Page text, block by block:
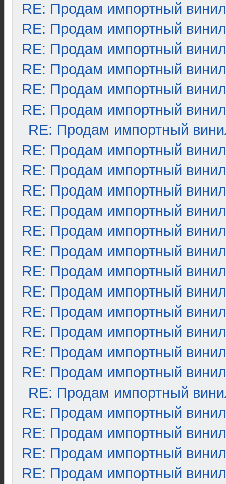
RE: Продам импортный винил
RE: Продам импортный винил
RE: Продам импортный винил
RE: Продам импортный винил
RE: Продам импортный винил
RE: Продам импортный винил
RE: Продам импортный
RE: Продам импортный винил
RE: Продам импортный винил
RE: Продам импортный винил
RE: Продам импортный винил
RE: Продам импортный винил
RE: Продам импортный винил
RE: Продам импортный винил
RE: Продам импортный винил
RE: Продам импортный винил
RE: Продам импортный винил
RE: Продам импортный винил
RE: Продам импортный винил
RE: Продам импортный
RE: Продам импортный винил
RE: Продам импортный винил
RE: Продам импортный винил
RE: Продам импортный винил